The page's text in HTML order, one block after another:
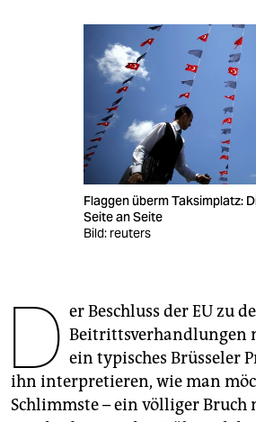
veranstaltungen
fragen & hilfe
genossenschaft
epaper login
Flaggen überm Taksimplatz:
Seite an Seite
Bild: reuters
D er Beschluss der EU zu
Beitrittsverhandlungen
ein typisches Brüsseler
ihn interpretieren, wie man
Schlimmste – ein völliger Bruch